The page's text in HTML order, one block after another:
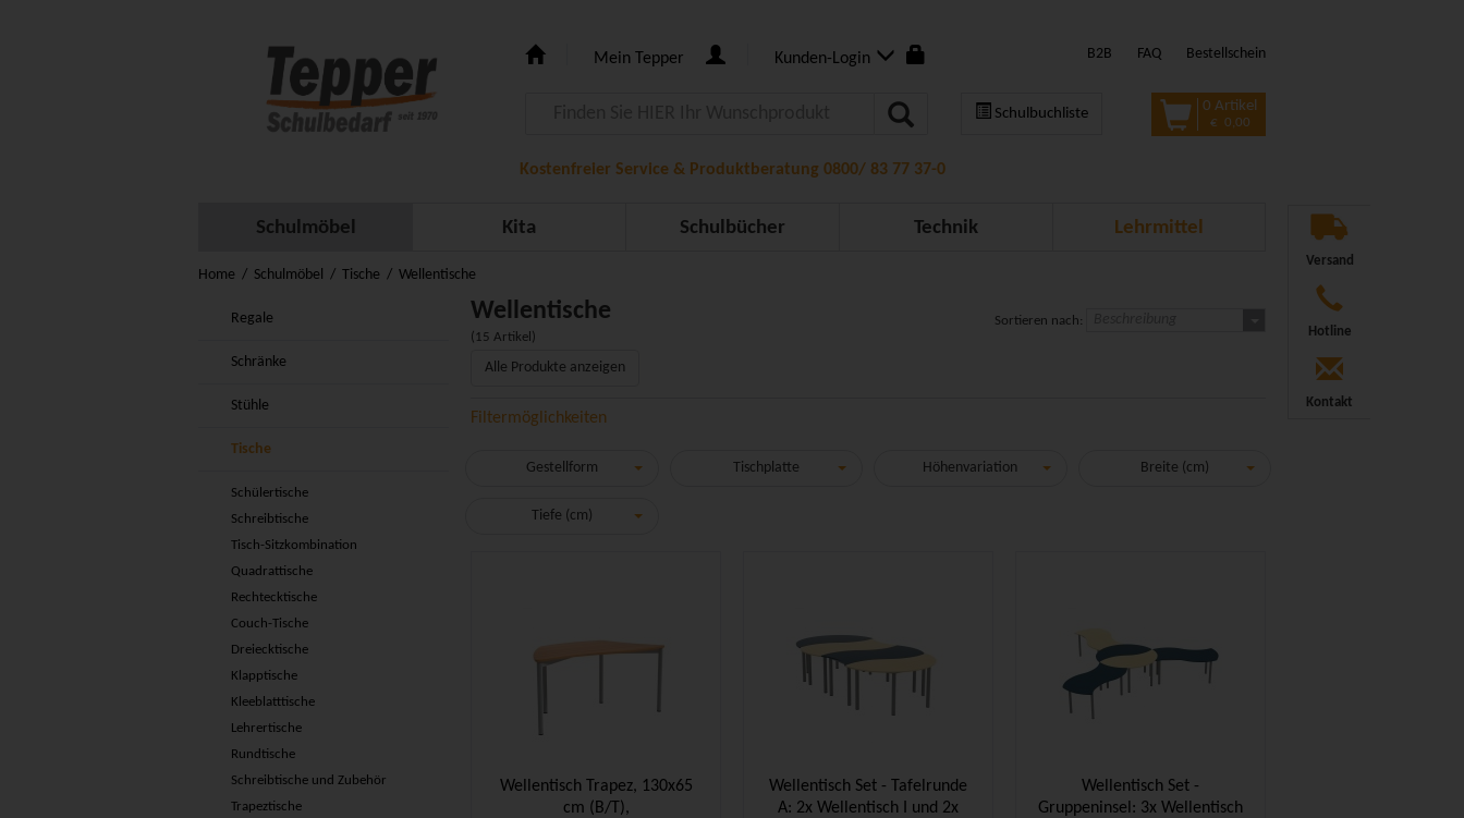
Mein Tepper Kunden-Login B2B FAQ Bestellschein
Schulbuchliste 0 Artikel
€ 0,00
Kostenfreier Service & Produktberatung 0800/ 83 77 37-0
Schulmöbel Kita Schulbücher Technik Lehrmittel
Versand
Hotline
Kontakt
Home Schulmöbel Tische Wellentische
Regale
Schränke
Stühle
Tische
Schülertische
Schreibtische
Tisch-Sitzkombination
Quadrattische
Rechtecktische
Couch-Tische
Dreiecktische
Klapptische
Kleeblatttische
Lehrertische
Rundtische
Schreibtische und Zubehör
Trapeztische
Wellentische
(15 Artikel)
Alle Produkte anzeigen
Sortieren nach:
Filtermöglichkeiten
Gestellform Tischplatte Höhenvariation Breite (cm)
Tiefe (cm)
Wellentisch Trapez, 130x65
cm (B/T),
Wellentisch Set - Tafelrunde
A: 2x Wellentisch I und 2x
Wellentisch Set -
Gruppeninsel: 3x Wellentisch